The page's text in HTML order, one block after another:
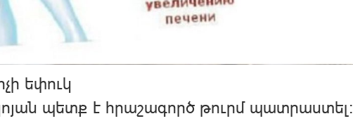
եփուկ
պետք է հրաշագործ թուրմ պատրաստել։